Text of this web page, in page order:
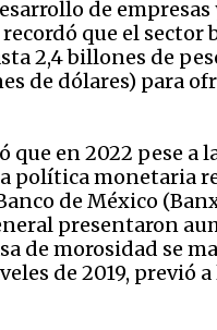
de empresas
que el sector
2,4 billones de
de dólares) para
que en 2022 pese a
política monetaria
de México
presentaron
de morosidad se
de 2019, previó a